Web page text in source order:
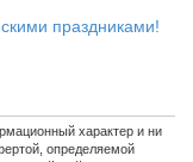
праздниками!
характер и ни
определяемой